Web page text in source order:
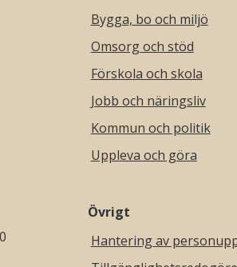
Bygga, bo och miljö
Omsorg och stöd
Förskola och skola
Jobb och näringsliv
Kommun och politik
Uppleva och göra
Övrigt
Hantering av